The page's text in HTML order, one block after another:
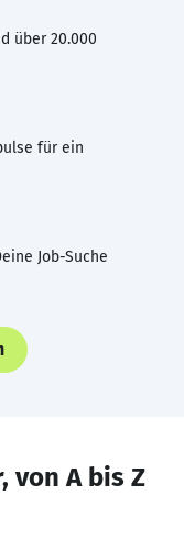
über 20.000
für ein
Job-Suche
von A bis Z